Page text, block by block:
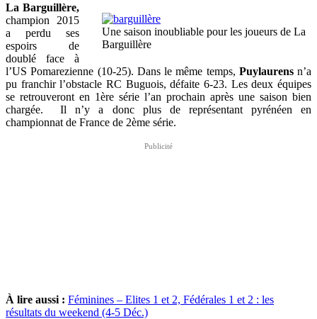
Une saison inoubliable pour les joueurs de La
Barguillère
La Barguillère,
champion 2015
a perdu ses
espoirs de
doublé face à
l’US Pomarezienne (10-25). Dans le même temps, Puylaurensn’a
pu franchir l’obstacle RC Buguois, défaite 6-23. Les deux équipes
se retrouveront en 1ère série l’an prochain après une saison bien
chargée. Il n’y a donc plus de représentant pyrénéen en
championnat de France de 2ème série.
À lire aussi : Féminines – Elites 1 et 2, Fédérales 1 et 2 : les
résultats du weekend (4-5 Déc.)